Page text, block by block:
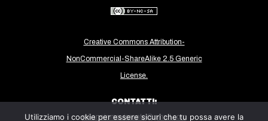
Creative Commons Attribution-
NonCommercial-ShareAlike 2.5 Generic
License.
CONTATTI:
milanoinmovimento@gmail.com
Utilizziamo i cookie per essere sicuri che tu possa avere la